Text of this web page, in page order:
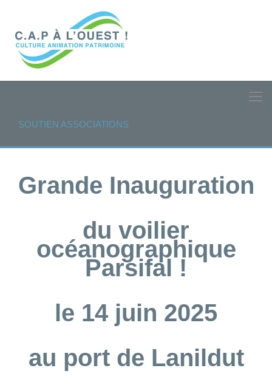
SOUTIEN ASSOCIATIONS
Grande Inauguration
du voilier
océanographique
Parsifal !
le 14 juin 2025
au port de Lanildut